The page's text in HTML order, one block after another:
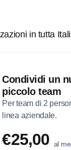
in tutta
Condividi un
piccolo team
Per team di 2
linea aziendale.
€25,00 al